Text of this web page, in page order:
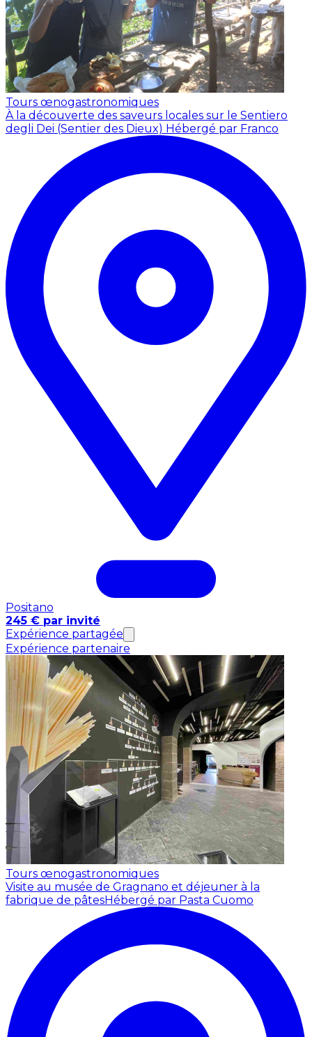
Tours œnogastronomiques
À la découverte des saveurs locales sur le Sentiero
degli Dei (Sentier des Dieux) Hébergé par Franco
Positano
245 € par invité
Expérience partagée
Expérience partenaire
Tours œnogastronomiques
Visite au musée de Gragnano et déjeuner à la
fabrique de pâtesHébergé par Pasta Cuomo